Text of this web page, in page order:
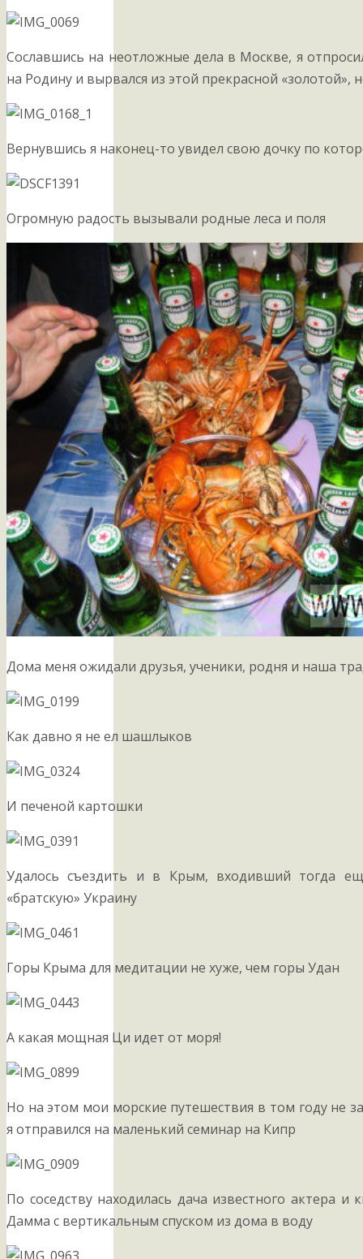
Сославшись на неотложные дела в Москве, я
на Родину и вырвался из этой прекрасной «золотой»,
Вернувшись я наконец-то увидел свою дочку по
Огромную радость вызывали родные леса и поля
Дома меня ожидали друзья, ученики, родня и наша
Как давно я не ел шашлыков
И печеной картошки
Удалось съездить и в Крым, входивший тогда
«братскую» Украину
Горы Крыма для медитации не хуже, чем горы Удан
А какая мощная Ци идет от моря!
Но на этом мои морские путешествия в том году не
я отправился на маленький семинар на Кипр
По соседству находилась дача известного актера и
Дамма с вертикальным спуском из дома в воду